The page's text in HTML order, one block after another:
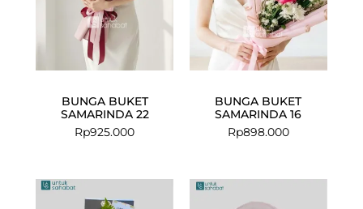
BUNGA BUKET
SAMARINDA 22
Rp925.000
BUNGA BUKET
SAMARINDA 16
Rp898.000